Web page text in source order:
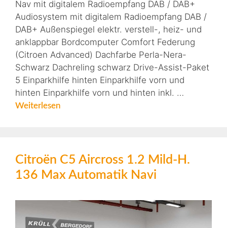
Nav mit digitalem Radioempfang DAB / DAB+
Audiosystem mit digitalem Radioempfang DAB /
DAB+ Außenspiegel elektr. verstell-, heiz- und
anklappbar Bordcomputer Comfort Federung
(Citroen Advanced) Dachfarbe Perla-Nera-
Schwarz Dachreling schwarz Drive-Assist-Paket
5 Einparkhilfe hinten Einparkhilfe vorn und
hinten Einparkhilfe vorn und hinten inkl. …
Weiterlesen
Citroën C5 Aircross 1.2 Mild-H.
136 Max Automatik Navi